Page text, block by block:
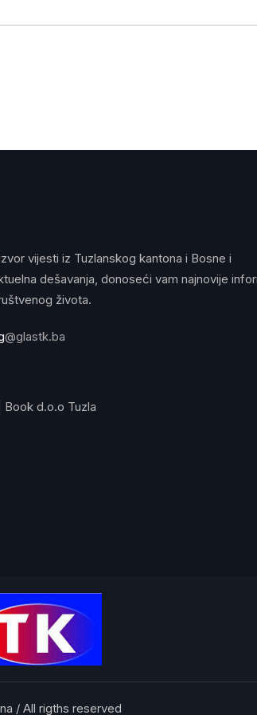
vijesti iz Tuzlanskog kantona i Bosne i
dešavanja, donoseći vam najnovije
života.
@glastk.ba
Book d.o.o Tuzla
/ All rigths reserved